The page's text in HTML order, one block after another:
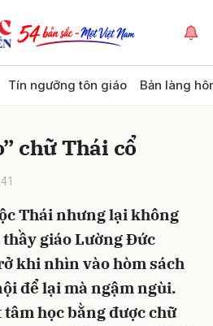
Tín ngưỡng tôn giáo Bản làng
chữ Thái cổ
Thái nhưng lại không
giáo Lường Đức
khi nhìn vào hòm sách
để lại mà ngậm ngùi.
học bằng được chữ
Hủy